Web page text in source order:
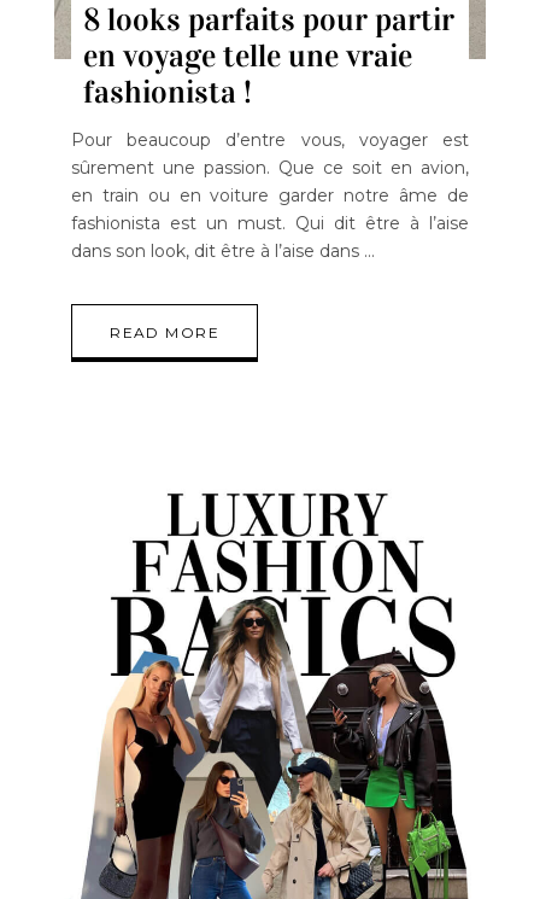
8 looks parfaits pour partir
en voyage telle une vraie
fashionista !
Pour beaucoup d’entre vous, voyager est
sûrement une passion. Que ce soit en avion,
en train ou en voiture garder notre âme de
fashionista est un must. Qui dit être à l’aise
dans son look, dit être à l’aise dans
READ MORE